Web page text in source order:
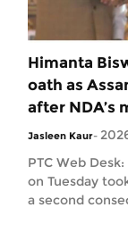
Himanta
oath as
after NDA’s
Jasleen Kaur-
PTC Web
on Tuesday
a second